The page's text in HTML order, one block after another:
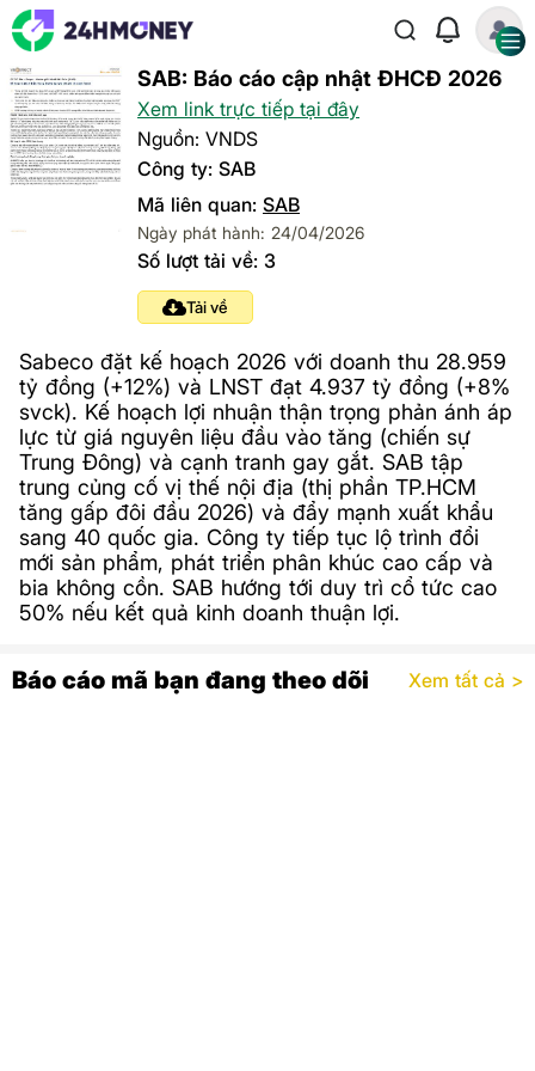
SAB: Báo cáo cập nhật ĐHCĐ 2026
Xem link trực tiếp tại đây
Nguồn: VNDS
Công ty: SAB
Mã liên quan: SAB
Ngày phát hành: 24/04/2026
Số lượt tải về: 3
Tải về
Sabeco đặt kế hoạch 2026 với doanh thu 28.959
tỷ đồng (+12%) và LNST đạt 4.937 tỷ đồng (+8%
svck). Kế hoạch lợi nhuận thận trọng phản ánh áp
lực từ giá nguyên liệu đầu vào tăng (chiến sự
Trung Đông) và cạnh tranh gay gắt. SAB tập
trung củng cố vị thế nội địa (thị phần TP.HCM
tăng gấp đôi đầu 2026) và đẩy mạnh xuất khẩu
sang 40 quốc gia. Công ty tiếp tục lộ trình đổi
mới sản phẩm, phát triển phân khúc cao cấp và
bia không cồn. SAB hướng tới duy trì cổ tức cao
50% nếu kết quả kinh doanh thuận lợi.
Báo cáo mã bạn đang theo dõi Xem tất cả >